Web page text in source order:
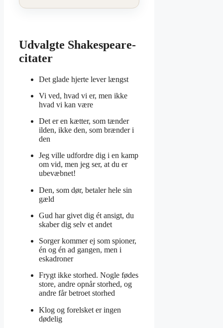
Udvalgte Shakespeare-
citater
Det glade hjerte lever længst
Vi ved, hvad vi er, men ikke
hvad vi kan være
Det er en kætter, som tænder
ilden, ikke den, som brænder i
den
Jeg ville udfordre dig i en kamp
om vid, men jeg ser, at du er
ubevæbnet!
Den, som dør, betaler hele sin
gæld
Gud har givet dig ét ansigt, du
skaber dig selv et andet
Sorger kommer ej som spioner,
én og én ad gangen, men i
eskadroner
Frygt ikke storhed. Nogle fødes
store, andre opnår storhed, og
andre får betroet storhed
Klog og forelsket er ingen
dødelig